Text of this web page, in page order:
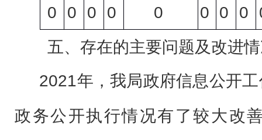
0
0 0 0 0 0 0 0
五、存在的主要问题及改进
2021年，我局政府信息公开
政务公开执行情况有了较大改